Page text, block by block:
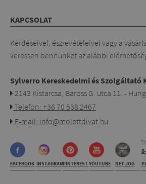
KAPCSOLAT
Kérdéseivel, észrevételeivel vagy a
keressen bennünket az alábbi
Sylverro Kereskedelmi és Szolgáltató
2143 Kistarcsa, Baross G. utca 11. -
Telefon: +36 70 538 2467
E-mail: info@molettdivat.hu
FACEBOOK INSTAGRAMPINTERESTYOUTUBE NET JOG
B-